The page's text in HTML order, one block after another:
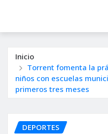
Inicio
Torrent fomenta la
niños con escuelas
primeros tres meses
DEPORTES